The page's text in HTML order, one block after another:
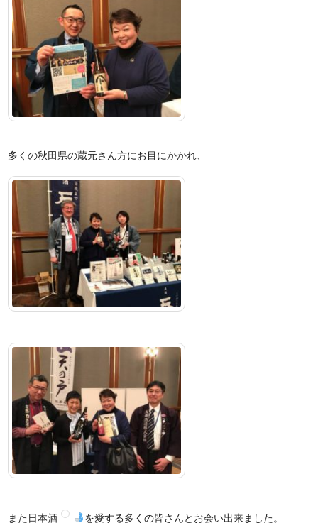
多くの秋田県の蔵元さん方にお目にかかれ、
また日本酒 を愛する多くの皆さんとお会い出来ました。